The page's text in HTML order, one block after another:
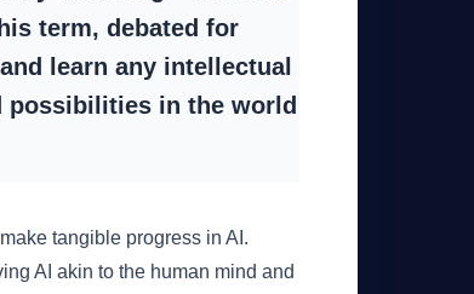
term, debated for
learn any intellectual
possibilities in the world
tangible progress in AI.
AI akin to the human mind and